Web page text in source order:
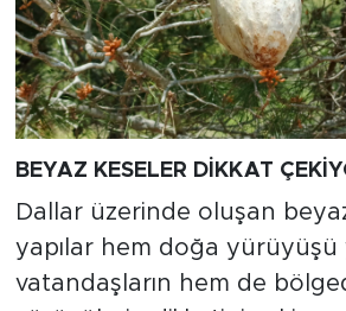
BEYAZ KESELER DİKKAT
Dallar üzerinde oluşan
yapılar hem doğa yürüyüşü
vatandaşların hem de